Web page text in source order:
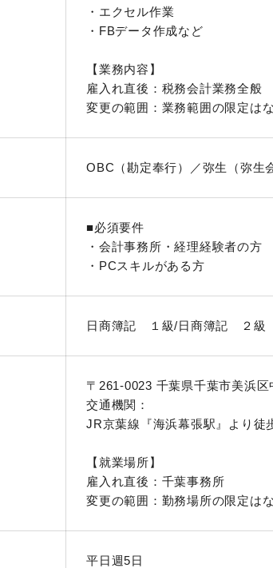
・エクセル作業
・FBデータ作成など
【業務内容】
雇入れ直後：税務会計業務全般
変更の範囲：業務範囲の限定は
OBC（勘定奉行）／弥生（弥生
■必須要件
・会計事務所・経理経験者の方
・PCスキルがある方
日商簿記 １級/日商簿記 ２級
〒261-0023 千葉県千葉市美浜
交通機関：
JR京葉線『海浜幕張駅』より徒
【就業場所】
雇入れ直後：千葉事務所
変更の範囲：勤務場所の限定は
平日週5日